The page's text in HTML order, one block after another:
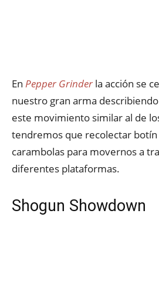
En Pepper Grinder la acción se
nuestro gran arma
este movimiento similar al de
tendremos que recolectar
carambolas para movernos a
diferentes plataformas.
Shogun Showdown